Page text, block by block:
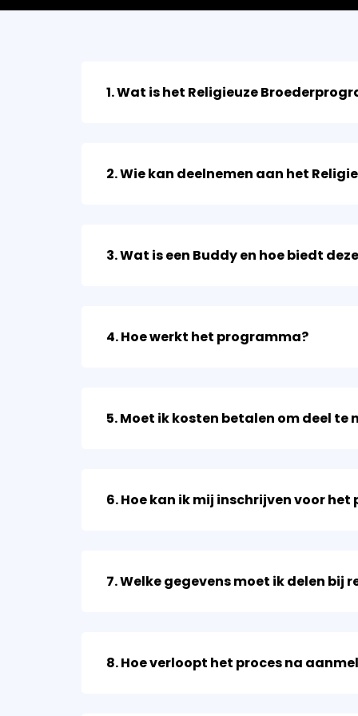
1. Wat is het Religieuze
2. Wie kan deelnemen aan het
3. Wat is een Buddy en hoe biedt
4. Hoe werkt het programma?
5. Moet ik kosten betalen om deel
6. Hoe kan ik mij inschrijven voor
7. Welke gegevens moet ik delen bij
8. Hoe verloopt het proces na